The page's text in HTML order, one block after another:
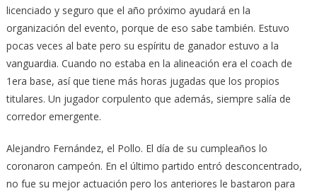
licenciado y seguro que el año próximo ayudará en la
organización del evento, porque de eso sabe también. Estuvo
pocas veces al bate pero su espíritu de ganador estuvo a la
vanguardia. Cuando no estaba en la alineación era el coach de
1era base, así que tiene más horas jugadas que los propios
titulares. Un jugador corpulento que además, siempre salía de
corredor emergente.
Alejandro Fernández, el Pollo. El día de su cumpleaños lo
coronaron campeón. En el último partido entró desconcentrado,
no fue su mejor actuación pero los anteriores le bastaron para